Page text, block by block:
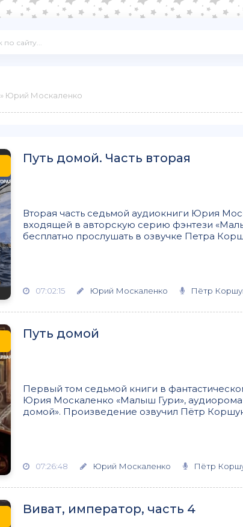
» Юрий Москаленко
Путь домой. Часть вторая
Вторая часть седьмой аудиокниги Юрия
входящей в авторскую серию фэнтези
бесплатно прослушать в озвучке Петра
07:02:15 Юрий Москаленко Пётр
Путь домой
Первый том седьмой книги в
Юрия Москаленко «Малыш Гури»,
домой». Произведение озвучил Пётр
07:26:48 Юрий Москаленко Пётр
Виват, император, часть 4